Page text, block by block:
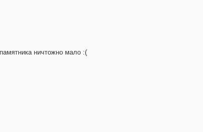
ничтожно мало :(